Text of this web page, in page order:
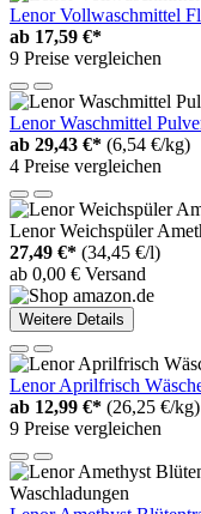
Lenor Vollwaschmittel
ab 17,59 €*
9 Preise vergleichen
Lenor Waschmittel
ab 29,43 €* (6,54 €/kg)
4 Preise vergleichen
Lenor Weichspüler
27,49 €* (34,45 €/l)
ab 0,00 € Versand
Weitere Details
Lenor Aprilfrisch
ab 12,99 €* (26,25 €/kg)
9 Preise vergleichen